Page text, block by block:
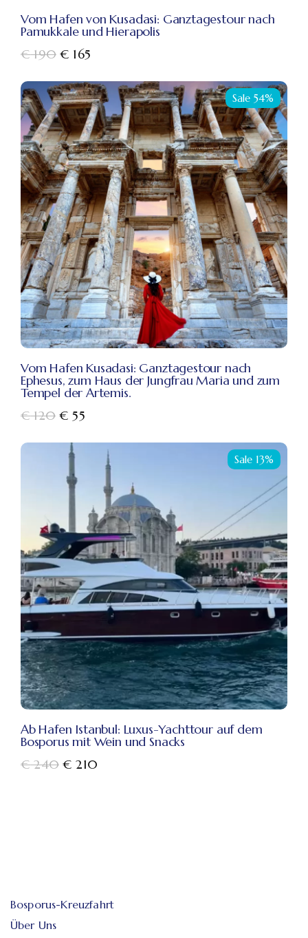
Vom Hafen von Kusadasi: Ganztagestour nach
Pamukkale und Hierapolis
€190 € 165
Sale 54%
Vom Hafen Kusadasi: Ganztagestour nach
Ephesus, zum Haus der Jungfrau Maria und zum
Tempel der Artemis.
€120 € 55
Sale 13%
Ab Hafen Istanbul: Luxus-Yachttour auf dem
Bosporus mit Wein und Snacks
€240 € 210
Bosporus-Kreuzfahrt
Über Uns